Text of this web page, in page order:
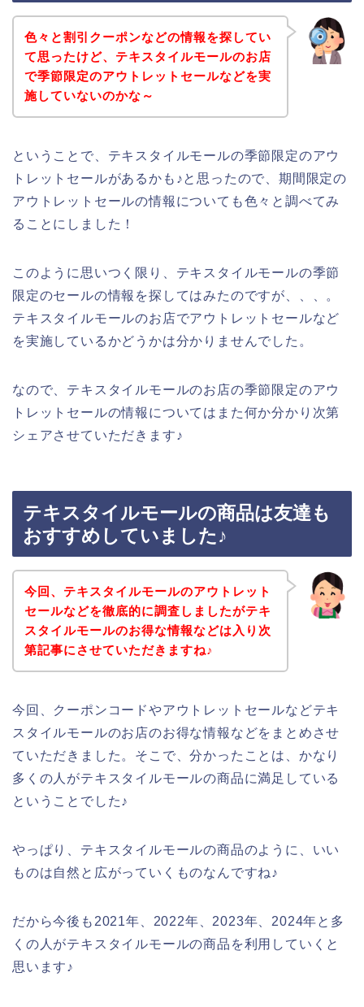
色々と割引クーポンなどの情報を探してい
て思ったけど、テキスタイルモールのお店
で季節限定のアウトレットセールなどを実
施していないのかな～
ということで、テキスタイルモールの季節限定のアウ
トレットセールがあるかも♪と思ったので、期間限定の
アウトレットセールの情報についても色々と調べてみ
ることにしました！
このように思いつく限り、テキスタイルモールの季節
限定のセールの情報を探してはみたのですが、、、。
テキスタイルモールのお店でアウトレットセールなど
を実施しているかどうかは分かりませんでした。
なので、テキスタイルモールのお店の季節限定のアウ
トレットセールの情報についてはまた何か分かり次第
シェアさせていただきます♪
テキスタイルモールの商品は友達も
おすすめしていました♪
今回、テキスタイルモールのアウトレット
セールなどを徹底的に調査しましたがテキ
スタイルモールのお得な情報などは入り次
第記事にさせていただきますね♪
今回、クーポンコードやアウトレットセールなどテキ
スタイルモールのお店のお得な情報などをまとめさせ
ていただきました。そこで、分かったことは、かなり
多くの人がテキスタイルモールの商品に満足している
ということでした♪
やっぱり、テキスタイルモールの商品のように、いい
ものは自然と広がっていくものなんですね♪
だから今後も2021年、2022年、2023年、2024年と多
くの人がテキスタイルモールの商品を利用していくと
思います♪